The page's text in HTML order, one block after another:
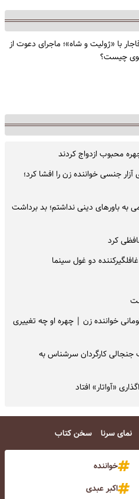
با «ژولیت و شاه»؛ ماجرای دعوت از
چیست؟
محبوب ازدواج کردند
جنسی خواننده زن را افشا کرد؛
باورهای دینی نداشتم؛ بد برداشت
کرد
دو غول سینما
۴۰ میلیارد تومانی خواننده زن | چهره او چه تغییری
جنجالی کارگردان سرشناس به
نمای سرنا سخن کتاب
خواننده
اکبر عبدی